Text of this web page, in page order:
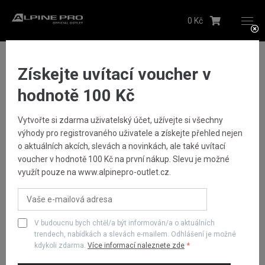
Získejte uvítací voucher v
hodnotě 100 Kč
Vytvořte si zdarma uživatelský účet, užívejte si všechny
výhody pro registrovaného uživatele a získejte přehled nejen
o aktuálních akcích, slevách a novinkách, ale také uvítací
voucher v hodnotě 100 Kč na první nákup. Slevu je možné
využít pouze na www.alpinepro-outlet.cz.
V budoucnu bych chtěl/a být informován/a o aktuálních
trendech, nabídkách a slevách e-mailem. Odhlášení je možné
kdykoli zdarma. Více informací naleznete zde
0 Kč
Dámské
Pánské
Dětské
Obuv
Upozornění budeme zasílat na Vámi registrovanou
adresu
Odeslat